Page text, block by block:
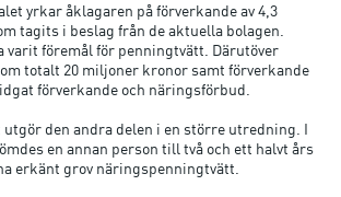
yrkar åklagaren på förverkande av 4,3
tagits i beslag från de aktuella bolagen.
varit föremål för penningtvätt. Därutöver
totalt 20 miljoner kronor samt förverkande
förverkande och näringsförbud.
utgör den andra delen i en större utredning. I
en annan person till två och ett halvt års
erkänt grov näringspenningtvätt.